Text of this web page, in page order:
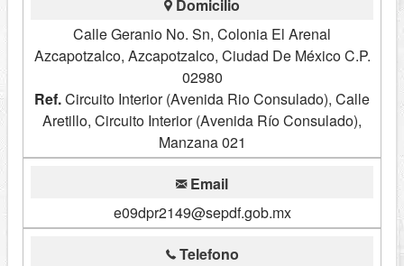
Domicilio
Calle Geranio No. Sn, Colonia El Arenal
Azcapotzalco, Azcapotzalco, Ciudad De México C.P.
02980
Ref.Circuito Interior (Avenida Rio Consulado), Calle
Aretillo, Circuito Interior (Avenida Río Consulado),
Manzana 021
Email
e09dpr2149@sepdf.gob.mx
Telefono